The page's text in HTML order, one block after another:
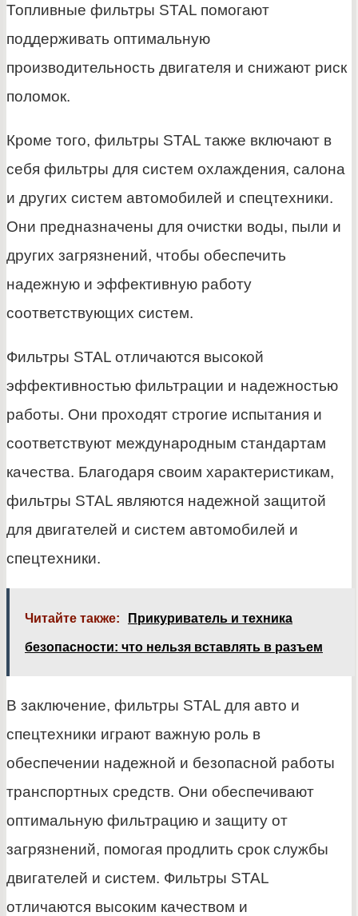
Топливные фильтры STAL помогают
поддерживать оптимальную
производительность двигателя и снижают риск
поломок.
Кроме того, фильтры STAL также включают в
себя фильтры для систем охлаждения, салона
и других систем автомобилей и спецтехники.
Они предназначены для очистки воды, пыли и
других загрязнений, чтобы обеспечить
надежную и эффективную работу
соответствующих систем.
Фильтры STAL отличаются высокой
эффективностью фильтрации и надежностью
работы. Они проходят строгие испытания и
соответствуют международным стандартам
качества. Благодаря своим характеристикам,
фильтры STAL являются надежной защитой
для двигателей и систем автомобилей и
спецтехники.
Читайте также: Прикуриватель и техника
безопасности: что нельзя вставлять в разъем
В заключение, фильтры STAL для авто и
спецтехники играют важную роль в
обеспечении надежной и безопасной работы
транспортных средств. Они обеспечивают
оптимальную фильтрацию и защиту от
загрязнений, помогая продлить срок службы
двигателей и систем. Фильтры STAL
отличаются высоким качеством и